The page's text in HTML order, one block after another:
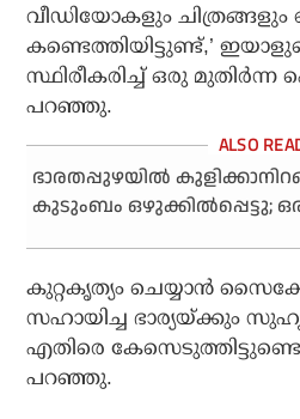
വീഡിയോകളും
കണ്ടെത്തിയിട്ടുണ്ട്,’
സ്ഥിരീകരിച്ച് ഒരു
പറഞ്ഞു.
ഭാരതപ്പുഴയിൽ
കുടുംബം ഒഴുക്കിൽപ്പെട്ടു;
കുറ്റകൃത്യം ചെയ്യാൻ
സഹായിച്ച ഭാര്യയ്ക്കും
എതിരെ
പറഞ്ഞു.